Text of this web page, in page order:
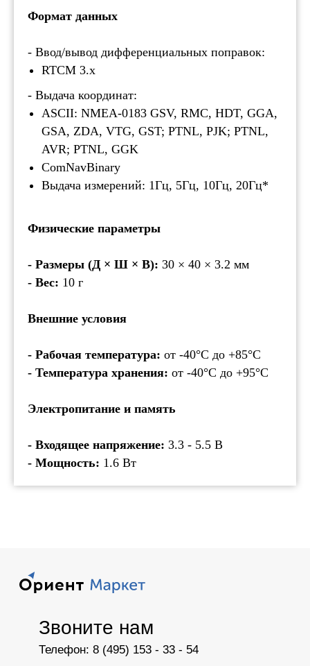
Формат данных
- Ввод/вывод дифференциальных поправок:
RTCM 3.x
- Выдача координат:
ASCII: NMEA-0183 GSV, RMC, HDT, GGA,
GSA, ZDA, VTG, GST; PTNL, PJK; PTNL,
AVR; PTNL, GGK
ComNavBinary
Выдача измерений: 1Гц, 5Гц, 10Гц, 20Гц*
Физические параметры
- Размеры (Д × Ш × В): 30 × 40 × 3.2 мм
- Вес: 10 г
Внешние условия
- Рабочая температура: от -40°С до +85°С
- Температура хранения: от -40°С до +95°С
Электропитание и память
- Входящее напряжение: 3.3 - 5.5 В
- Мощность: 1.6 Вт
Комм. отдел: sale@orsyst.ru